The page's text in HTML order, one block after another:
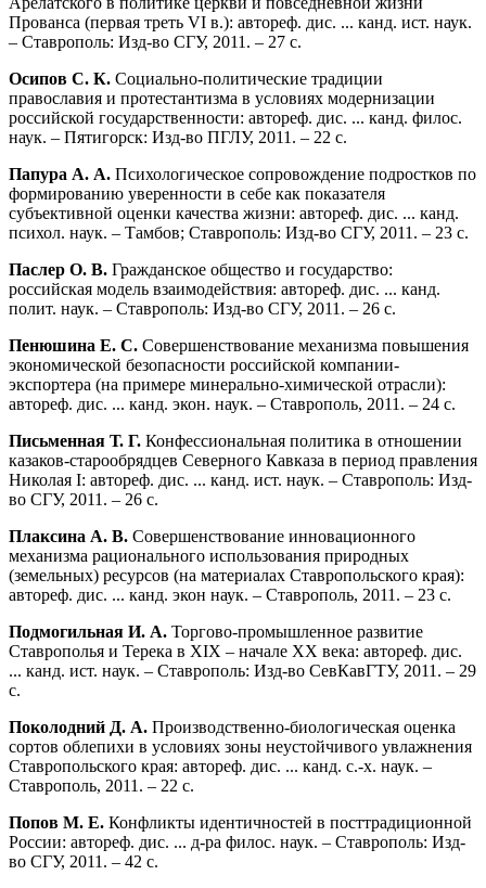
Прованса (первая треть VI в.): автореф. дис. ... канд. ист. наук.
– Ставрополь: Изд-во СГУ, 2011. – 27 с.
Осипов С. К. Социально-политические традиции
православия и протестантизма в условиях модернизации
российской государственности: автореф. дис. ... канд. филос.
наук. – Пятигорск: Изд-во ПГЛУ, 2011. – 22 с.
Папура А. А. Психологическое сопровождение подростков по
формированию уверенности в себе как показателя
субъективной оценки качества жизни: автореф. дис. ... канд.
психол. наук. – Тамбов; Ставрополь: Изд-во СГУ, 2011. – 23 с.
Паслер О. В. Гражданское общество и государство:
российская модель взаимодействия: автореф. дис. ... канд.
полит. наук. – Ставрополь: Изд-во СГУ, 2011. – 26 с.
Пенюшина Е. С. Совершенствование механизма повышения
экономической безопасности российской компании-
экспортера (на примере минерально-химической отрасли):
автореф. дис. ... канд. экон. наук. – Ставрополь, 2011. – 24 с.
Письменная Т. Г. Конфессиональная политика в отношении
казаков-старообрядцев Северного Кавказа в период правления
Николая I: автореф. дис. ... канд. ист. наук. – Ставрополь: Изд-
во СГУ, 2011. – 26 с.
Плаксина А. В. Совершенствование инновационного
механизма рационального использования природных
(земельных) ресурсов (на материалах Ставропольского края):
автореф. дис. ... канд. экон наук. – Ставрополь, 2011. – 23 с.
Подмогильная И. А. Торгово-промышленное развитие
Ставрополья и Терека в XIX – начале ХХ века: автореф. дис.
... канд. ист. наук. – Ставрополь: Изд-во СевКавГТУ, 2011. – 29
с.
Поколодний Д. А. Производственно-биологическая оценка
сортов облепихи в условиях зоны неустойчивого увлажнения
Ставропольского края: автореф. дис. ... канд. с.-х. наук. –
Ставрополь, 2011. – 22 с.
Попов М. Е. Конфликты идентичностей в посттрадиционной
России: автореф. дис. ... д-ра филос. наук. – Ставрополь: Изд-
во СГУ, 2011. – 42 с.